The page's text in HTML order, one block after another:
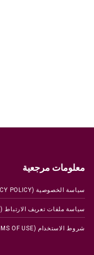
معلومات مرجعية
سياسة الخصوصية (PRIVACY POLICY)
سياسة ملفات تعريف الارتباط (COOKIES)
شروط الاستخدام (TERMS OF USE)